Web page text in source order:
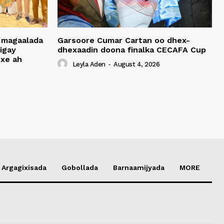
ah
Garsoore Cumar Cartan oo dhex-
dhexaadin doona finalka CECAFA Cup
Leyla Aden - August 4, 2026
Argagixisada Gobollada Barnaamijyada MORE